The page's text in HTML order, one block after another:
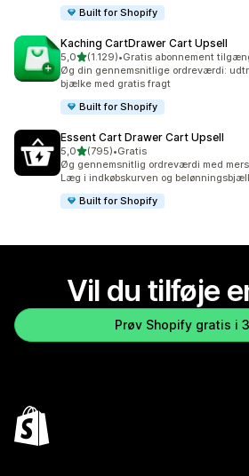
Built for Shopify
Kaching CartDrawer Cart Upsell
5,0ud af 5 stjerner
(1.129)
1129 anmeldelser i alt
•Gratis abonnement
Øg din gennemsnitlige ordreværdi:
bjælke med gratis fragt
Built for Shopify
Essent Cart Drawer Cart Upsell
5,0ud af 5 stjerner
(795)
795 anmeldelser i alt
•Gratis
Øg gennemsnitlig ordreværdi med
Læg i indkøbskurven og
Built for Shopify
Vil du tilføje
Prøv Shopify gratis i